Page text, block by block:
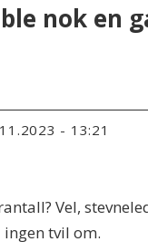
nok en
- 13:21
Vel,
tvil om.